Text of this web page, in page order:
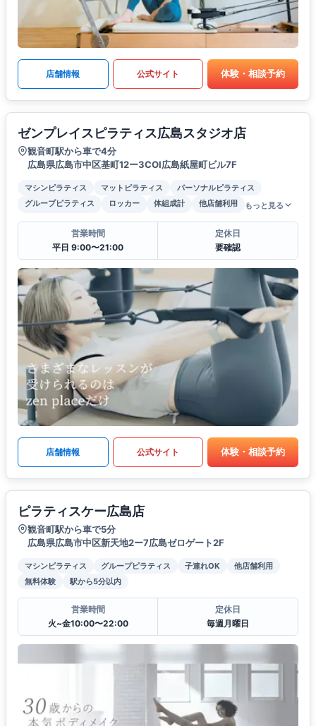
店舗情報 公式サイト 体験・相談予約
ゼンプレイスピラティス広島スタジオ店
観音町駅から車で4分
広島県広島市中区基町12ー3COI広島紙屋町ビル7F
マシンピラティス マットピラティス
パーソナルピラティス
グループピラティス
ロッカー 体組成計 他店舗利用 もっと見る
営業時間
平日 9:00〜21:00
定休日
要確認
店舗情報 公式サイト 体験・相談予約
ピラティスケー広島店
観音町駅から車で5分
広島県広島市中区新天地2ー7広島ゼロゲート2F
マシンピラティス グループピラティス 子連れOK
他店舗利用
無料体験
駅から5分以内
営業時間
火~金10:00〜22:00
定休日
毎週月曜日